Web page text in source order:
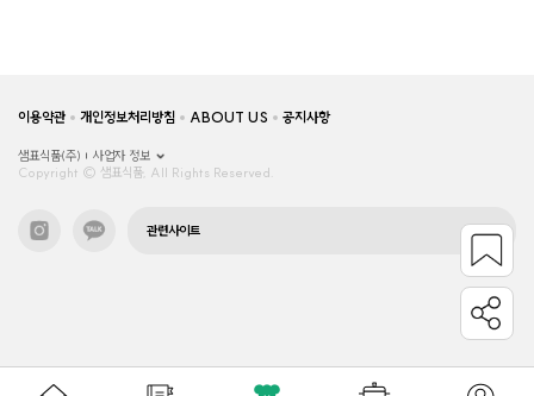
이용약관 개인정보처리방침 ABOUT US 공지사항
샘표식품(주)
사업자 정보
Copyright © 샘표식품, All Rights Reserved.
관련사이트